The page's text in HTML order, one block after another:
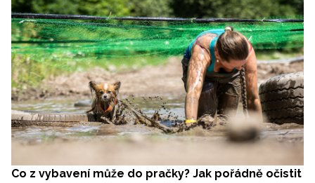
Co z vybavení může do pračky? Jak pořádně očistit